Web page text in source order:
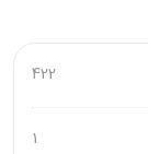
422
1